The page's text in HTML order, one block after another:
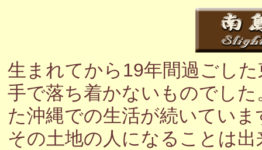
生まれてから19年間過ごし
手で落ち着かないものでし
た沖縄での生活が続いてい
その土地の人になることは